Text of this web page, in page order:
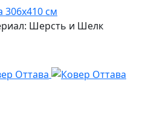
306x410 см
Шерсть и Шелк